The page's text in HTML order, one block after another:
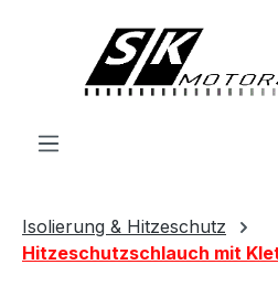
Isolierung & Hitzeschutz
Hitzeschutzschlauch mit